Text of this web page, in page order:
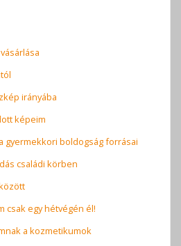
irányába
képeim
gyermekkori boldogság forrásai
családi körben
csak egy hétvégén él!
a kozmetikumok